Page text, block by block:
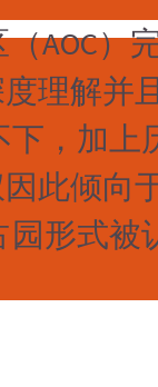
AOC）
理解并
，加
此倾向
形式被